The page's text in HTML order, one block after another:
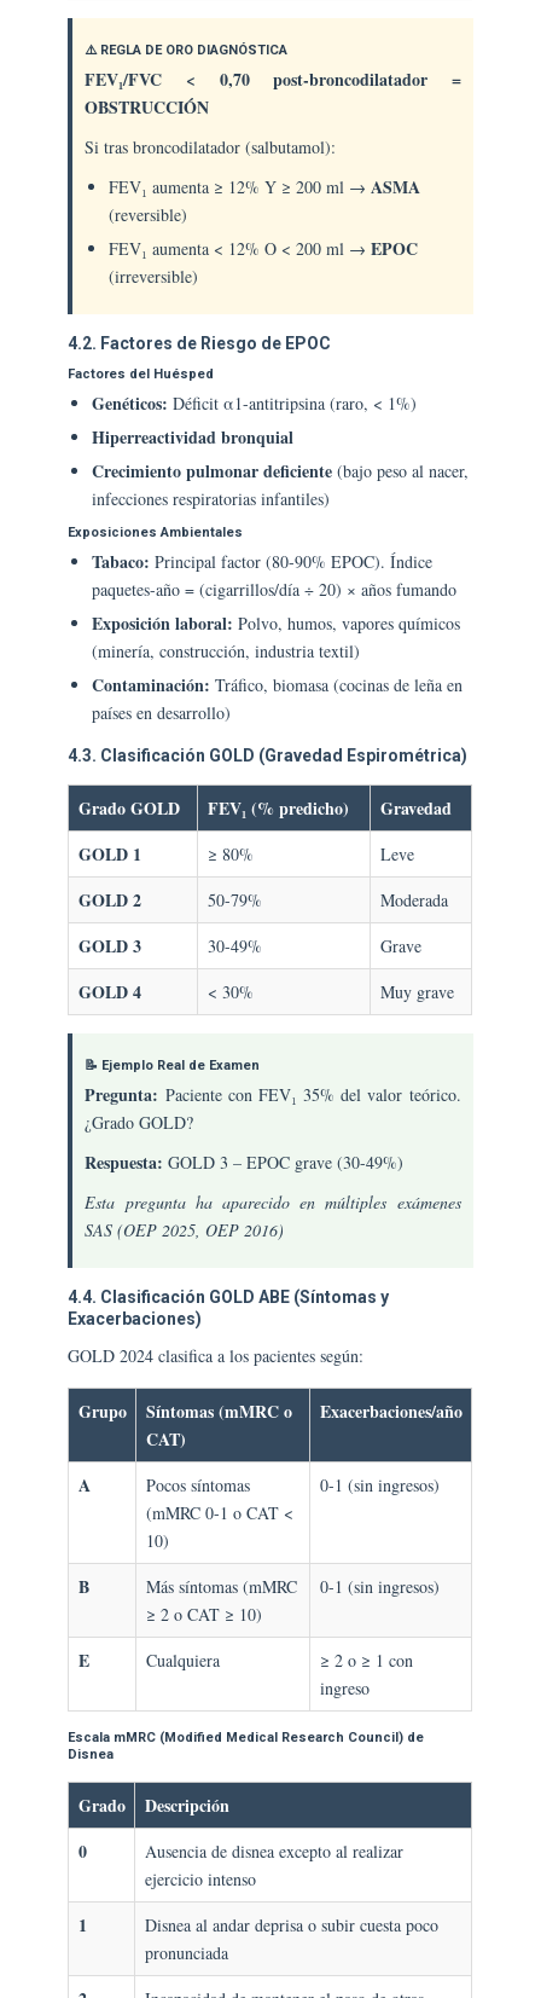
⚠️ REGLA DE ORO DIAGNÓSTICA
FEV₁/FVC < 0,70 post-broncodilatador =
OBSTRUCCIÓN
Si tras broncodilatador (salbutamol):
FEV₁ aumenta ≥ 12% Y ≥ 200 ml →ASMA
(reversible)
FEV₁ aumenta < 12% O < 200 ml →EPOC
(irreversible)
4.2. Factores de Riesgo de EPOC
Factores del Huésped
Genéticos: Déficit α1-antitripsina (raro, < 1%)
Hiperreactividad bronquial
Crecimiento pulmonar deficiente (bajo peso al nacer,
infecciones respiratorias infantiles)
Exposiciones Ambientales
Tabaco: Principal factor (80-90% EPOC). Índice
paquetes-año = (cigarrillos/día ÷ 20) × años fumando
Exposición laboral: Polvo, humos, vapores químicos
(minería, construcción, industria textil)
Contaminación: Tráfico, biomasa (cocinas de leña en
países en desarrollo)
4.3. Clasificación GOLD (Gravedad Espirométrica)
Grado GOLD FEV₁ (% predicho)
Gravedad
GOLD 1
≥ 80% Leve
GOLD 2 50-79% Moderada
GOLD 3 30-49% Grave
GOLD 4 < 30% Muy grave
📝 Ejemplo Real de Examen
Pregunta: Paciente con FEV₁ 35% del valor teórico.
¿Grado GOLD?
Respuesta: GOLD 3 – EPOC grave (30-49%)
Esta pregunta ha aparecido en múltiples exámenes
SAS (OEP 2025, OEP 2016)
4.4. Clasificación GOLD ABE (Síntomas y
Exacerbaciones)
GOLD 2024 clasifica a los pacientes según:
Grupo
Síntomas (mMRC o
CAT)
Exacerbaciones/año
A
Pocos síntomas
(mMRC 0-1 o CAT <
10)
0-1 (sin ingresos)
B
Más síntomas (mMRC
≥ 2 o CAT ≥ 10)
0-1 (sin ingresos)
E Cualquiera
≥ 2 o ≥ 1 con
ingreso
Escala mMRC (Modified Medical Research Council) de
Disnea
Grado
Descripción
0
Ausencia de disnea excepto al realizar
ejercicio intenso
1
Disnea al andar deprisa o subir cuesta poco
pronunciada